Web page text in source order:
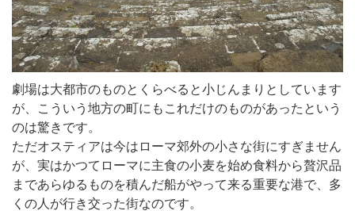
劇場は大都市のものとくらべると小じんまりとしています
が、こういう地方の町にもこれだけのものがあったという
のは驚きです。
ただオスティアは今はローマ郊外の小さな街にすぎません
が、実はかつてローマに主食の小麦を始め食料から贅沢品
まであらゆるものを積んだ船がやって来る重要な港で、多
くの人が行き交った街なのです。